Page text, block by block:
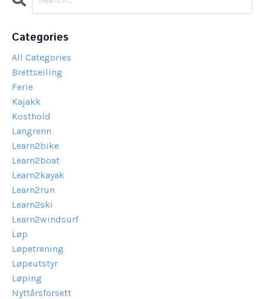
Categories
All Categories
Brettseiling
Ferie
Kajakk
Kosthold
Langrenn
Learn2bike
Learn2boat
Learn2kayak
Learn2run
Learn2ski
Learn2windsurf
Løp
Løpetrening
Løpeutstyr
Løping
Nyttårsforsett